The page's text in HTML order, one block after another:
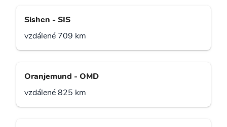
Sishen - SIS
vzdálené 709 km
Oranjemund - OMD
vzdálené 825 km